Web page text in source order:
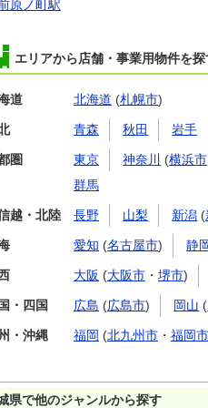
原ノ町駅
エリアから店舗・事業用物件を探
道 北海道 (札幌市)
青森 秋田 岩手
圏 東京 神奈川 (横浜市
群馬
越・北陸 長野 山梨 新潟 (
愛知 (名古屋市) 静
大阪 (大阪市 ・ 堺市)
・四国 広島 (広島市) 岡山 (
・沖縄 福岡 (北九州市 ・ 福岡市
県で他のジャンルから探す